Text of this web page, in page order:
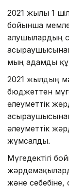
2021 жылғы 1
бойынша
алушылардың
мың адамды
2021 жылдың
бюджеттен
әлеуметтік
әлеуметтік
жұмсалды.
Мүгедектігі
және